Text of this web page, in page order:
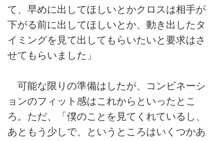
て、早めに出してほしいとかクロスは相手が
下がる前に出してほしいとか、動き出したタ
イミングを見て出してもらいたいと要求はさ
せてもらいました」
可能な限りの準備はしたが、コンビネーシ
ョンのフィット感はこれからといったとこ
ろ。ただ、「僕のことを見てくれているし、
あともう少しで、というところはいくつかあ